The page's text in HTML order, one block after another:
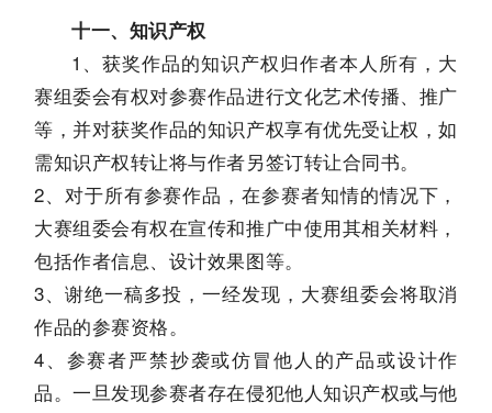
十一、知识产权
1、获奖作品的知识产权归作者本人所有，大
赛组委会有权对参赛作品进行文化艺术传播、推广
等，并对获奖作品的知识产权享有优先受让权，如
需知识产权转让将与作者另签订转让合同书。
2、对于所有参赛作品，在参赛者知情的情况下，
大赛组委会有权在宣传和推广中使用其相关材料，
包括作者信息、设计效果图等。
3、谢绝一稿多投，一经发现，大赛组委会将取消
作品的参赛资格。
4、参赛者严禁抄袭或仿冒他人的产品或设计作
品。一旦发现参赛者存在侵犯他人知识产权或与他